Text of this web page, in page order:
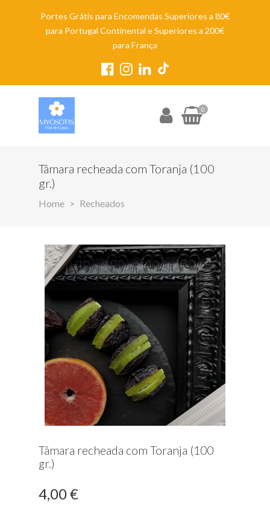
Portes Grátis para Encomendas Superiores a 80€
para Portugal Continental e Superiores a 200€
para França
0
Tâmara recheada com Toranja (100
gr.)
Home Recheados
Tâmara recheada com Toranja (100
gr.)
4,00 €